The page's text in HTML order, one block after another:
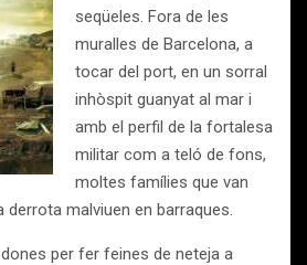
seqüeles. Fora de les
muralles de Barcelona, a
tocar del port, en un sorral
inhòspit guanyat al mar i
amb el perfil de la fortalesa
militar com a teló de fons,
moltes famílies que van
derrota malviuen en barraques.
dones per fer feines de neteja a